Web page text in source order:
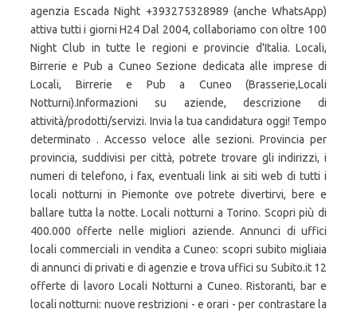
agenzia Escada Night +393275328989 (anche WhatsApp)
attiva tutti i giorni H24 Dal 2004, collaboriamo con oltre 100
Night Club in tutte le regioni e provincie d'Italia. Locali,
Birrerie e Pub a Cuneo Sezione dedicata alle imprese di
Locali, Birrerie e Pub a Cuneo (Brasserie,Locali
Notturni).Informazioni su aziende, descrizione di
attività/prodotti/servizi. Invia la tua candidatura oggi! Tempo
determinato . Accesso veloce alle sezioni. Provincia per
provincia, suddivisi per città, potrete trovare gli indirizzi, i
numeri di telefono, i fax, eventuali link ai siti web di tutti i
locali notturni in Piemonte ove potrete divertirvi, bere e
ballare tutta la notte. Locali notturni a Torino. Scopri più di
400.000 offerte nelle migliori aziende. Annunci di uffici
locali commerciali in vendita a Cuneo: scopri subito migliaia
di annunci di privati e di agenzie e trova uffici su Subito.it 12
offerte di lavoro Locali Notturni a Cuneo. Ristoranti, bar e
locali notturni: nuove restrizioni - e orari - per contrastare la